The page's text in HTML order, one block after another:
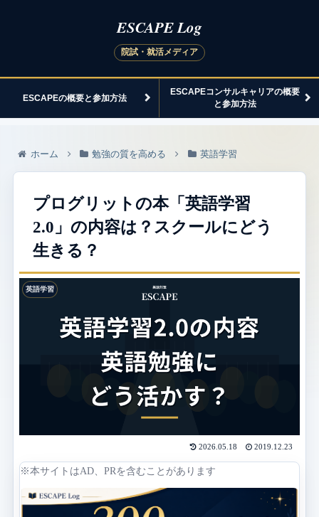
ESCAPEの概要と参加方法
ESCAPEコンサルキャリアの概要
と参加方法
ホーム 勉強の質を高める 英語学習
プログリットの本「英語学習
2.0」の内容は？スクールにどう
生きる？
英語学習
2026.05.18 2019.12.23
※本サイトはAD、PRを含むことがあります